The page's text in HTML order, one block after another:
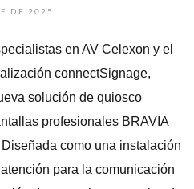
DE 2025
en AV Celexon y el
connectSignage,
solución de quiosco
profesionales BRAVIA
como una instalación
para la comunicación